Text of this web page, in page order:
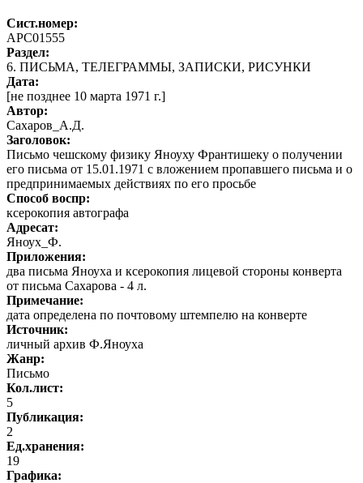
Сист.номер:
АРС01555
Раздел:
6. ПИСЬМА, ТЕЛЕГРАММЫ, ЗАПИСКИ, РИСУНКИ
Дата:
[не позднее 10 марта 1971 г.]
Автор:
Сахаров_А.Д.
Заголовок:
Письмо чешскому физику Яноуху Франтишеку о получении
его письма от 15.01.1971 с вложением пропавшего письма и о
предпринимаемых действиях по его просьбе
Способ воспр:
ксерокопия автографа
Адресат:
Яноух_Ф.
Приложения:
два письма Яноуха и ксерокопия лицевой стороны конверта
от письма Сахарова - 4 л.
Примечание:
дата определена по почтовому штемпелю на конверте
Источник:
личный архив Ф.Яноуха
Жанр:
Письмо
Кол.лист:
5
Публикация:
2
Ед.хранения:
19
Графика: